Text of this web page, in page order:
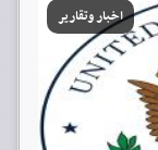
اخبار وتقارير